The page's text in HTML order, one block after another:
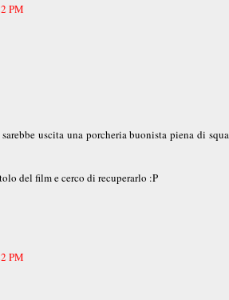
PM
uscita una porcheria buonista piena di
del film e cerco di recuperarlo :P
PM